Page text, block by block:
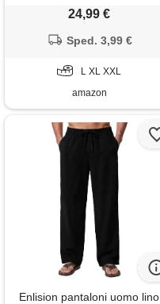
da uomo estivi leggeri e
lino uomo con comodo
24,99 €
Sped. 3,99 €
L XL XXL
amazon
Enlision pantaloni uomo lino